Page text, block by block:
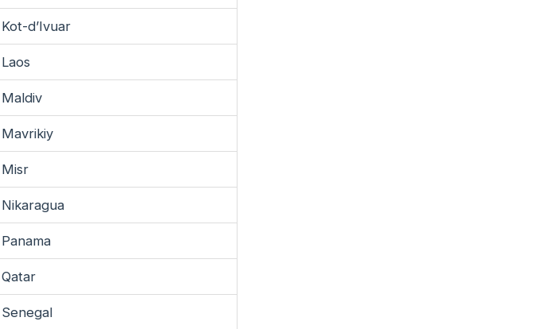
Kot-d’Ivuar
Laos
Maldiv
Mavrikiy
Misr
Nikaragua
Panama
Qatar
Senegal